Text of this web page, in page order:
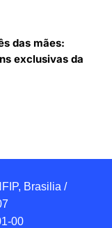
das mães:
exclusivas da
Brasilia /
00